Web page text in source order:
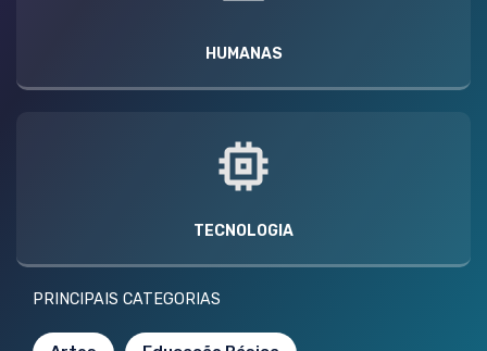
HUMANAS
TECNOLOGIA
PRINCIPAIS CATEGORIAS